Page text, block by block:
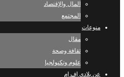
المال والإقتصاد
المجتمع
منوعات
مقال
ثقافة وصحة
علوم وتكنولجيا
عن بلادي إف إم